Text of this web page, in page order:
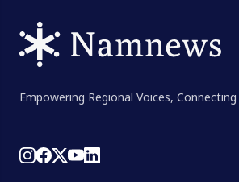
Empowering Regional Voices,